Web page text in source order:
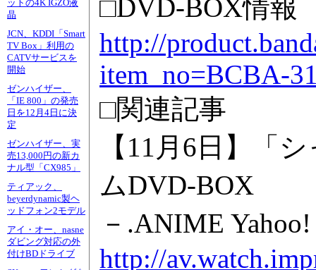
ットの4K IGZO液
晶
JCN、KDDI「Smart
TV Box」利用の
CATVサービスを
開始
ゼンハイザー、
「IE 800」の発売
日を12月4日に決
定
ゼンハイザー、実
売13,000円の新カ
ナル型「CX985」
ティアック、
beyerdynamic製ヘ
ッドフォン2モデル
アイ・オー、nasne
ダビング対応の外
付けBDドライブ
□DVD-BOX情報
http://
item_no=BCBA-
□関連記事
【11月6日】「
ムDVD-BOX
－.ANIME
http://